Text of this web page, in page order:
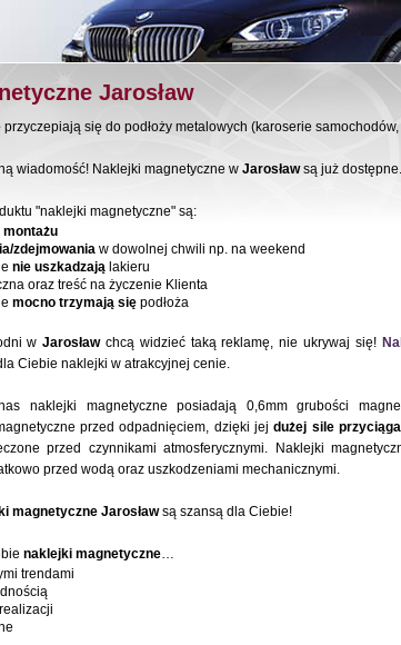
Jarosław
przyczepiają się do podłoży metalowych (karoserie
wiadomość! Naklejki magnetyczne w Jarosławsą już
"naklejki magnetyczne" są:
zdejmowania w dowolnej chwili np. na weekend
nie uszkadzają lakieru
oraz treść na życzenie Klienta
mocno trzymają się podłoża
wJarosławchcą widzieć taką reklamę, nie ukrywaj się!
Ciebie naklejki w atrakcyjnej cenie.
naklejki magnetyczne posiadają 0,6mm grubości
przed odpadnięciem, dzięki jejdużej sile
przed czynnikami atmosferycznymi. Naklejki
przed wodą oraz uszkodzeniami mechanicznymi.
magnetyczne Jarosławsą szansą dla Ciebie!
naklejki magnetyczne…
trendami